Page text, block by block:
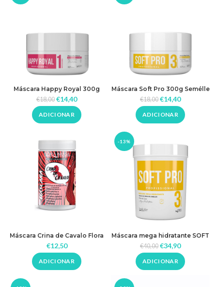
Máscara Happy Royal 300g
Semélle Hair
€18,00 €14,40
ADICIONAR
Máscara Soft Pro 300g Semélle
Hair
€18,00 €14,40
ADICIONAR
Máscara Crina de Cavalo Flora
Brasil
€12,50
ADICIONAR
-13%
Máscara mega hidratante SOFT
PRO 1kg Semélle Hair
€40,00 €34,90
ADICIONAR